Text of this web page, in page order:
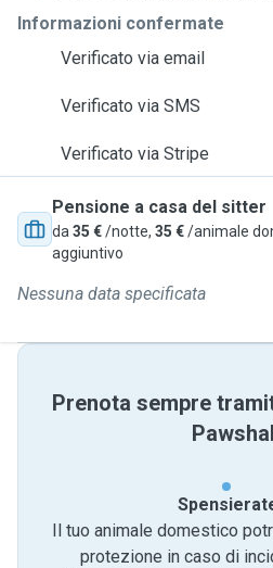
Informazioni confermate
Verificato via email
Verificato via SMS
Verificato via Stripe
Pensione a casa del sitter
da 35 €/notte, 35 €/animale
aggiuntivo
Nessuna data specificata
Prenota sempre
Il tuo animale domestico
protezione in caso di